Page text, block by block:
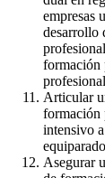
empresas
desarrollo
formación
Articular
formación
intensivo
Asegurar